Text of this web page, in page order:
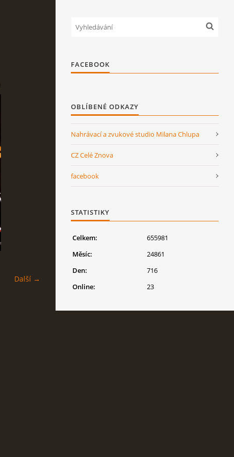
Další →
FACEBOOK
OBLÍBENÉ ODKAZY
Nahrávací a zvukové studio Milana Chlupa
CZ Celé Znova
facebook
STATISTIKY
Online: 23
Celkem:
655981
Měsíc:
24861
Den:
716